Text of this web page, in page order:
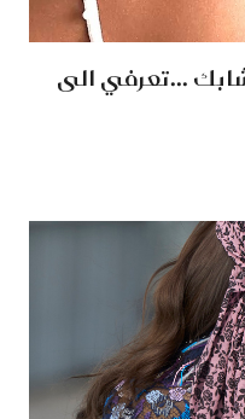
...تعرفي الى